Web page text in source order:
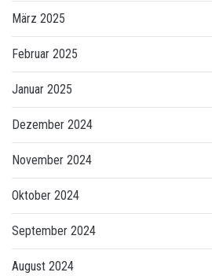
März 2025
Februar 2025
Januar 2025
Dezember 2024
November 2024
Oktober 2024
September 2024
August 2024